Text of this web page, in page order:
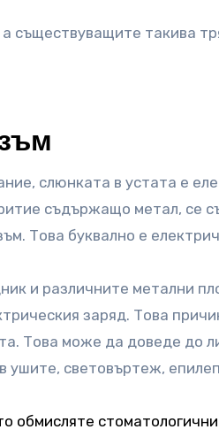
съществуващите такива
слюнката в устата е
съдържащо метал, се
Това буквално е
и различните метални
заряд. Това
Това може да доведе до
ушите, световъртеж,
обмисляте